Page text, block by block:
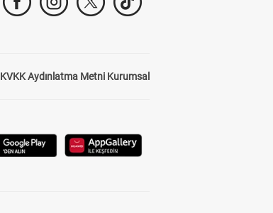
KVKK Aydınlatma Metni Kurumsal